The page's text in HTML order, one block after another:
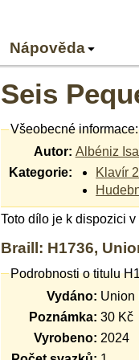
Nápověda
Seis
Všeobecné informace:
Autor: Albéniz
Kategorie:
Klavír
Toto dílo je k dispozici
Braill: H1736,
Podrobnosti o titulu
Vydáno: Union
Poznámka: 30 Kč
Vyrobeno: 2024